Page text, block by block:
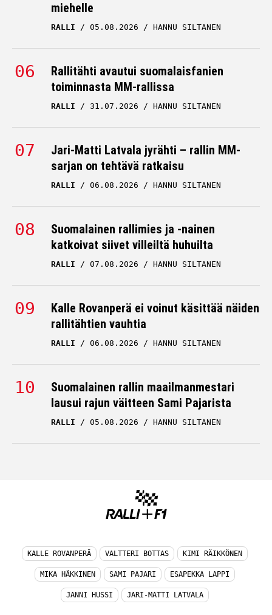
miehelle
RALLI 05.08.2026 HANNU SILTANEN
Rallitähti avautui suomalaisfanien
toiminnasta MM-rallissa
RALLI 31.07.2026 HANNU SILTANEN
Jari-Matti Latvala jyrähti – rallin MM-
sarjan on tehtävä ratkaisu
RALLI 06.08.2026 HANNU SILTANEN
Suomalainen rallimies ja -nainen
katkoivat siivet villeiltä huhuilta
RALLI 07.08.2026 HANNU SILTANEN
Kalle Rovanperä ei voinut käsittää näiden
rallitähtien vauhtia
RALLI 06.08.2026 HANNU SILTANEN
Suomalainen rallin maailmanmestari
lausui rajun väitteen Sami Pajarista
RALLI 05.08.2026 HANNU SILTANEN
KALLE ROVANPERÄ VALTTERI BOTTAS KIMI RÄIKKÖNEN
MIKA HÄKKINEN SAMI PAJARI ESAPEKKA LAPPI
JANNI HUSSI JARI-MATTI LATVALA